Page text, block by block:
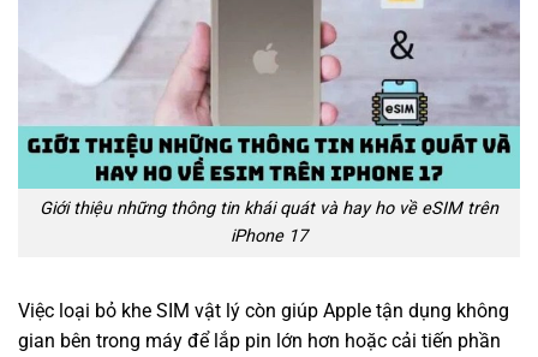
Giới thiệu những thông tin khái quát và hay ho về eSIM trên
iPhone 17
Việc loại bỏ khe SIM vật lý còn giúp Apple tận dụng không
gian bên trong máy để lắp pin lớn hơn hoặc cải tiến phần